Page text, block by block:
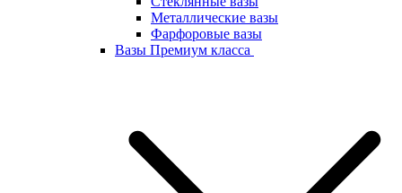
Металлические вазы
Фарфоровые вазы
Вазы Премиум класса